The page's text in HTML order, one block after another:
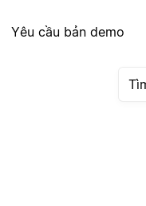
Yêu cầu bản demo